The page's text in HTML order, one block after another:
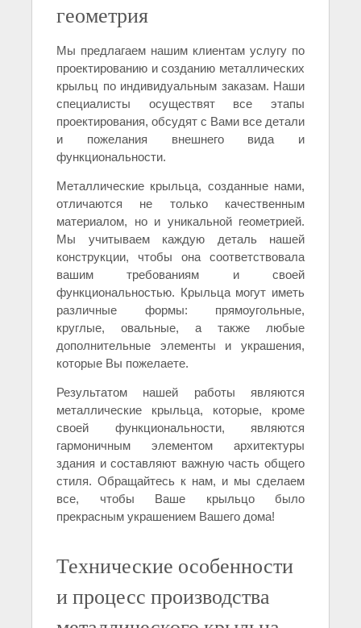
геометрия
Мы предлагаем нашим клиентам услугу по
проектированию и созданию металлических
крыльц по индивидуальным заказам. Наши
специалисты осуществят все этапы
проектирования, обсудят с Вами все детали
и пожелания внешнего вида и
функциональности.
Металлические крыльца, созданные нами,
отличаются не только качественным
материалом, но и уникальной геометрией.
Мы учитываем каждую деталь нашей
конструкции, чтобы она соответствовала
вашим требованиям и своей
функциональностью. Крыльца могут иметь
различные формы: прямоугольные,
круглые, овальные, а также любые
дополнительные элементы и украшения,
которые Вы пожелаете.
Результатом нашей работы являются
металлические крыльца, которые, кроме
своей функциональности, являются
гармоничным элементом архитектуры
здания и составляют важную часть общего
стиля. Обращайтесь к нам, и мы сделаем
все, чтобы Ваше крыльцо было
прекрасным украшением Вашего дома!
Технические особенности
и процесс производства